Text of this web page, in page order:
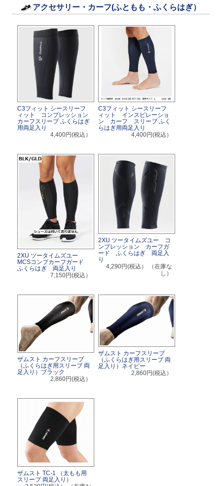
アクセサリー・カーフ(ふともも・ふくらはぎ）
C3フィット シースリーフ
ィット コンプレッション
カーフスリーブ ふくらはぎ
用両足入り
4,400円(税込）
C3フィット シースリーフ
ィット インスピレーショ
ン カーフ スリーブ ふく
らはぎ用両足入り
4,400円(税込）
2XU ツータイムズユー
MCSコンプカーフガード
ふくらはぎ 両足入り
7,150円(税込）
2XU ツータイムズユー コ
ンプレッション カーフガ
ード ふくらはぎ 両足入
り
4,290円(税込）
（在庫な
し）
ザムスト カーフスリーブ
（ふくらはぎ用スリーブ 両
足入り）ブラック
2,860円(税込）
ザムスト カーフスリーブ
（ふくらはぎ用スリーブ 両
足入り）ネイビー
2,860円(税込）
ザムスト TC-1 （太もも用
スリーブ 両足入り）